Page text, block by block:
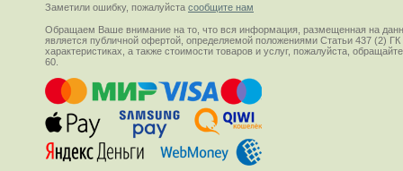
Заметили ошибку, пожалуйста сообщите нам
Обращаем Ваше внимание на то, что вся информация, размещенная на
является публичной офертой, определяемой положениями Статьи 437 (2)
характеристиках, а также стоимости товаров и услуг, пожалуйста,
60.